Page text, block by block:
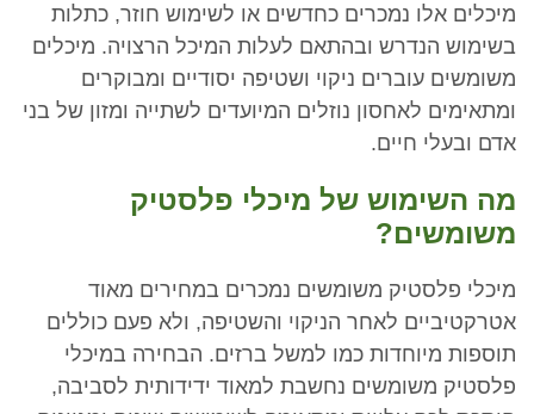
מיכלים אלו נמכרים כחדשים או לשימוש חוזר, כתלות
בשימוש הנדרש ובהתאם לעלות המיכל הרצויה. מיכלים
משומשים עוברים ניקוי ושטיפה יסודיים ומבוקרים
ומתאימים לאחסון נוזלים המיועדים לשתייה ומזון של בני
אדם ובעלי חיים.
מה השימוש של מיכלי פלסטיק
משומשים?
מיכלי פלסטיק משומשים נמכרים במחירים מאוד
אטרקטיביים לאחר הניקוי והשטיפה, ולא פעם כוללים
תוספות מיוחדות כמו למשל ברזים. הבחירה במיכלי
פלסטיק משומשים נחשבת למאוד ידידותית לסביבה,